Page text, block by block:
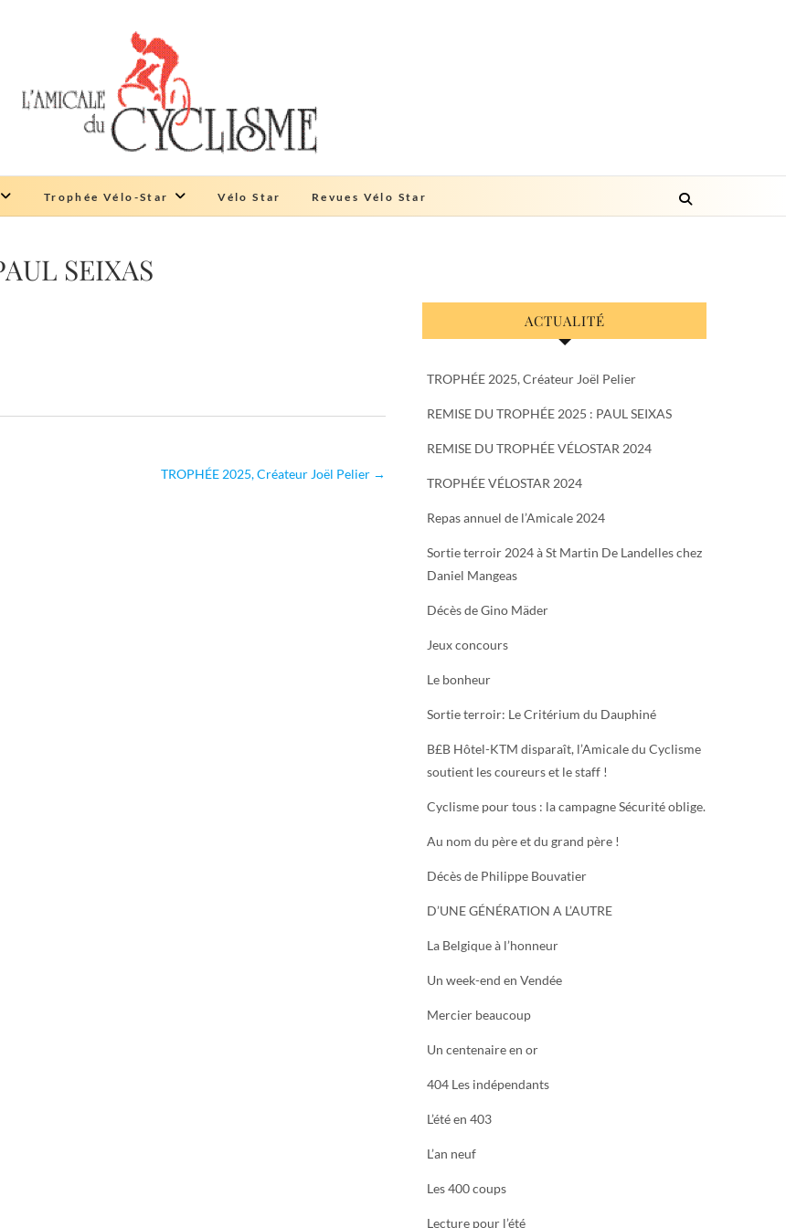
du cyclisme
Trophée Vélo-Star Vélo Star Revues Vélo Star
SEIXAS
TROPHÉE 2025, Créateur Joël Pelier →
ACTUALITÉ
TROPHÉE 2025, Créateur Joël Pelier
REMISE DU TROPHÉE 2025 : PAUL SEIXAS
REMISE DU TROPHÉE VÉLOSTAR 2024
TROPHÉE VÉLOSTAR 2024
Repas annuel de l’Amicale 2024
Sortie terroir 2024 à St Martin De Landelles chez
Daniel Mangeas
Décès de Gino Mäder
Jeux concours
Le bonheur
Sortie terroir: Le Critérium du Dauphiné
B£B Hôtel-KTM disparaît, l’Amicale du Cyclisme
soutient les coureurs et le staff !
Cyclisme pour tous : la campagne Sécurité oblige.
Au nom du père et du grand père !
Décès de Philippe Bouvatier
D’UNE GÉNÉRATION A L’AUTRE
La Belgique à l’honneur
Un week-end en Vendée
Mercier beaucoup
Un centenaire en or
404 Les indépendants
L’été en 403
L’an neuf
Les 400 coups
Lecture pour l’été